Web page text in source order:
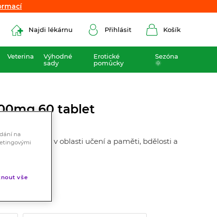
Najdi lékárnu Přihlásit Košík
Veterina
Výhodné
sady
Erotické
pomůcky
Sezóna
🌞
60 tablet
buněk v oblasti učení a paměti, bdělosti a
na
vše